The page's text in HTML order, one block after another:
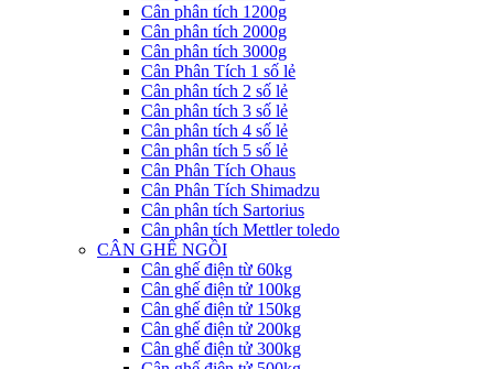
Cân phân tích 1200g
Cân phân tích 2000g
Cân phân tích 3000g
Cân Phân Tích 1 số lẻ
Cân phân tích 2 số lẻ
Cân phân tích 3 số lẻ
Cân phân tích 4 số lẻ
Cân phân tích 5 số lẻ
Cân Phân Tích Ohaus
Cân Phân Tích Shimadzu
Cân phân tích Sartorius
Cân phân tích Mettler toledo
CÂN GHẾ NGỒI
Cân ghế điện từ 60kg
Cân ghế điện tử 100kg
Cân ghế điện tử 150kg
Cân ghế điện tử 200kg
Cân ghế điện tử 300kg